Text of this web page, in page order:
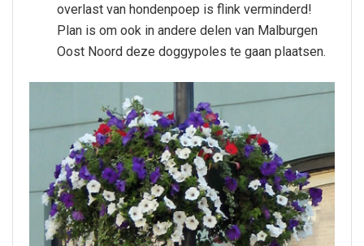
overlast van hondenpoep is flink verminderd!
Plan is om ook in andere delen van Malburgen
Oost Noord deze doggypoles te gaan plaatsen.